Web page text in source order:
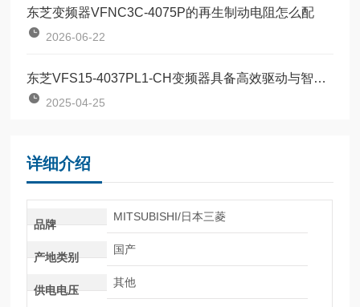
东芝变频器VFNC3C-4075P的再生制动电阻怎么配
2026-06-22
东芝VFS15-4037PL1-CH变频器具备高效驱动与智能控制
2025-04-25
详细介绍
品牌
MITSUBISHI/日本三菱
产地类别
国产
供电电压
其他